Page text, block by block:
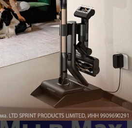
Dreame Z40 AquaCycle